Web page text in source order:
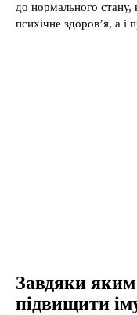
до нормального стану,
психічне здоров’я, а і
Завдяки
підвищити